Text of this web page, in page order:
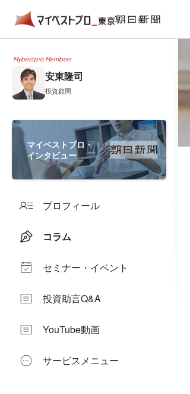
Mybestpro Members
安東隆司
投資顧問
マイベストプロ・
インタビュー
プロフィール
コラム
セミナー・イベント
投資助言Q&A
YouTube動画
サービスメニュー